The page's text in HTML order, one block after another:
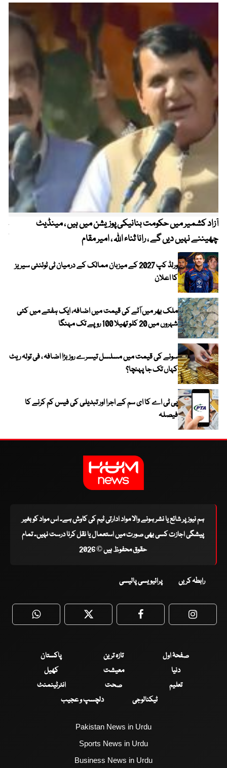
آزاد کشمیر میں حکومت بنانیکی پوزیشن میں ہیں ، مینڈیٹ
چھیننے نہیں دیں گے ، رانا ثناء اللہ ، امیر مقام
ورلڈ کپ 2027 کے میزبان ممالک کے درمیان ٹی ٹوئنٹی سیریز
کا اعلان
ملک بھر میں آٹے کی قیمت میں اضافہ، ایک ہفتے میں کئی
شہروں میں 20 کلو تھیلا 100 روپے تک مہنگا
سونے کی قیمت میں مسلسل تیسرے روز بڑا اضافہ ، فی تولہ ریٹ
کہاں تک جا پہنچا؟
پی ٹی اے کا ای سم کے اجرا اور تبدیلی کی فیس کم کرنے کا
فیصلہ
ہم نیوز پر شائع یا نشر ہونے والا مواد ادارتی ٹیم کی کاوش ہے۔ اس مواد کو بغیر
پیشگی اجازت کسی بھی صورت میں استعمال یا نقل کرنا درست نہیں۔ تمام
حقوق محفوظ ہیں © 2026
رابطہ کریں پرائیویسی پالیسی
WhatsApp Twitter Facebook
صفحۂ اول تازہ ترین
پاکستان
دنیا
معیشت
کھیل
تعلیم
صحت
انٹرٹینمنٹ
ٹیکنالوجی
دلچسپ و عجیب
Pakistan News in Urdu
Sports News in Urdu
Business News in Urdu